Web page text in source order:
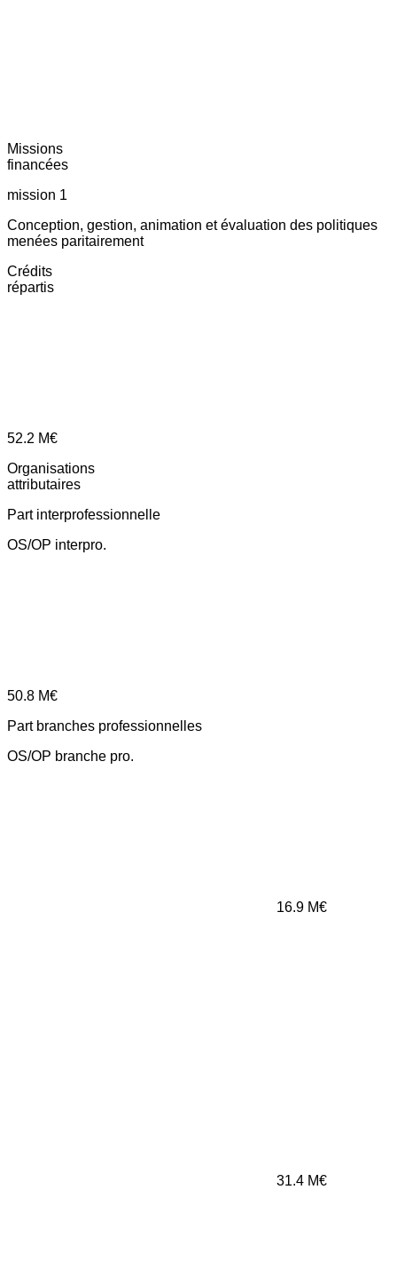
Missions
financées
mission 1
Conception, gestion, animation et évaluation des politiques
menées paritairement
Crédits
répartis
52.2 M€
Organisations
attributaires
Part interprofessionnelle
OS/OP interpro.
50.8 M€
Part branches professionnelles
OS/OP branche pro.
16.9 M€
31.4 M€